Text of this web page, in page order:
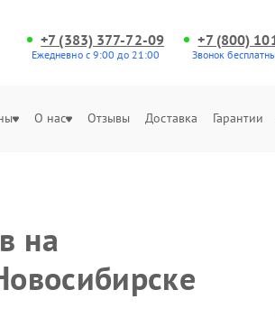
+7 (383) 377-72-09
Ежедневно с 9:00 до 21:00
+7 (800)
Звонок
О нас Отзывы Доставка Гарантии
на